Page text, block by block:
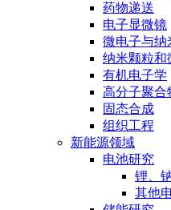
药物递送
电子显微镜
微电子与纳
纳米颗粒和
有机电子学
高分子聚合
固态合成
组织工程
新能源领域
电池研究
锂、
其他